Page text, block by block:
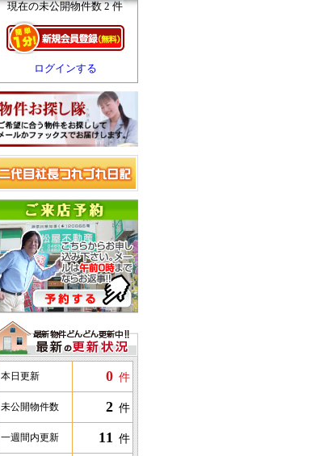
現在の未公開物件数 2 件
ログインする
本日更新 0 件
未公開物件数 2 件
一週間内更新 11 件